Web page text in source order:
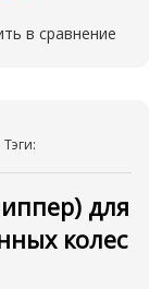
в сравнение
Тэги:
для
колес